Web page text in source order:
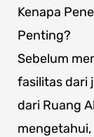
Kenapa
Penting?
Sebelum
fasilitas dari
dari Ruang